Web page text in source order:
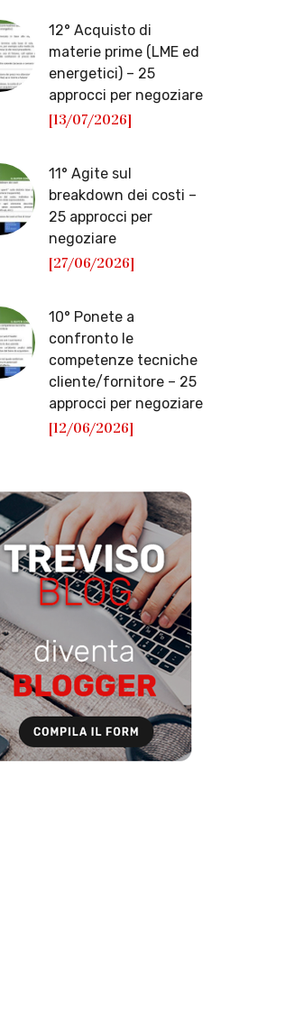
12° Acquisto di
materie prime (LME ed
energetici) – 25
approcci per negoziare
[13/07/2026]
11° Agite sul
breakdown dei costi –
25 approcci per
negoziare
[27/06/2026]
10° Ponete a
confronto le
competenze tecniche
cliente/fornitore – 25
approcci per negoziare
[12/06/2026]